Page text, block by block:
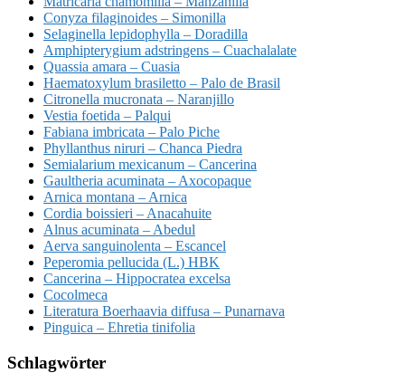
Conyza filaginoides – Simonilla
Selaginella lepidophylla – Doradilla
Amphipterygium adstringens – Cuachalalate
Quassia amara – Cuasia
Haematoxylum brasiletto – Palo de Brasil
Citronella mucronata – Naranjillo
Vestia foetida – Palqui
Fabiana imbricata – Palo Piche
Phyllanthus niruri – Chanca Piedra
Semialarium mexicanum – Cancerina
Gaultheria acuminata – Axocopaque
Arnica montana – Arnica
Cordia boissieri – Anacahuite
Alnus acuminata – Abedul
Aerva sanguinolenta – Escancel
Peperomia pellucida (L.) HBK
Cancerina – Hippocratea excelsa
Cocolmeca
Literatura Boerhaavia diffusa – Punarnava
Pinguica – Ehretia tinifolia
Schlagwörter